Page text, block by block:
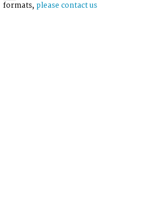
formats, please contact us